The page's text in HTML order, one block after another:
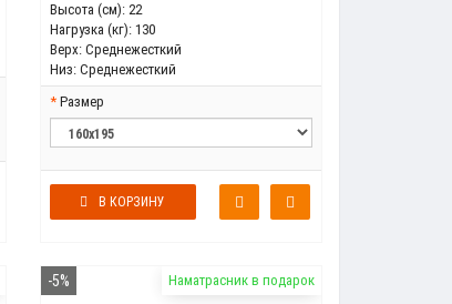
Высота (см): 22
Нагрузка (кг): 130
Верх: Среднежесткий
Низ: Среднежесткий
Размер
В КОРЗИНУ
Наматрасник в подарок
-5%